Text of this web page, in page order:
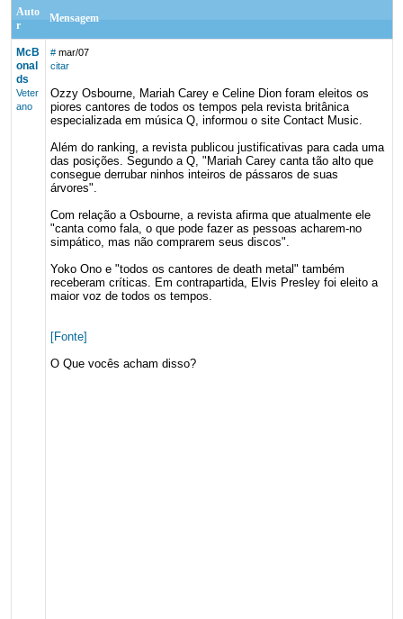
Auto
r
Mensagem
McB
onal
ds
Veter
ano
# mar/07
citar
Ozzy Osbourne, Mariah Carey e Celine Dion foram eleitos os
piores cantores de todos os tempos pela revista britânica
especializada em música Q, informou o site Contact Music.
Além do ranking, a revista publicou justificativas para cada uma
das posições. Segundo a Q, "Mariah Carey canta tão alto que
consegue derrubar ninhos inteiros de pássaros de suas
árvores".
Com relação a Osbourne, a revista afirma que atualmente ele
"canta como fala, o que pode fazer as pessoas acharem-no
simpático, mas não comprarem seus discos".
Yoko Ono e "todos os cantores de death metal" também
receberam críticas. Em contrapartida, Elvis Presley foi eleito a
maior voz de todos os tempos.
[Fonte]
O Que vocês acham disso?